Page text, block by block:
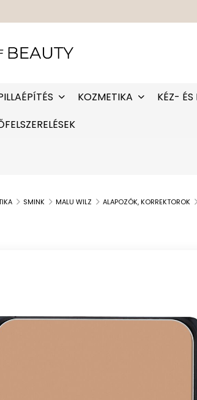
KOZMETIKA KÉZ- ÉS
SMINK MALU WILZ ALAPOZÓK, KORREKTOROK